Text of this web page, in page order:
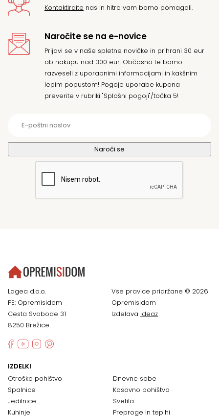
Kontaktirajte nas in hitro vam bomo pomagali.
Naročite se na e-novice
Prijavi se v naše spletne novičke in prihrani 30 eur
ob nakupu nad 300 eur. Občasno te bomo
razveseli z uporabnimi informacijami in kakšnim
lepim popustom! Pogoje uporabe kupona
preverite v rubriki "Splošni pogoji"/točka 5!
Lagea d.o.o.
PE: Opremisidom
Cesta Svobode 31
8250 Brežice
Vse pravice pridržane © 2026
Opremisidom
Izdelava Ideaz
IZDELKI
Otroško pohištvo
Spalnice
Jedilnice
Kuhinje
Dnevne sobe
Kosovno pohištvo
Svetila
Preproge in tepihi